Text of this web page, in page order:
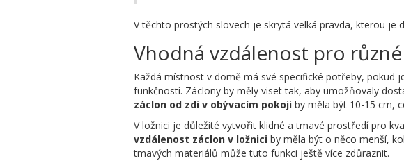
V těchto prostých slovech je skrytá velká pravda, kterou
Vhodná vzdálenost pro
Každá místnost v domě má své specifické potřeby, pokud
funkčnosti. Záclony by měly viset tak, aby umožňovaly
záclon od zdi v obývacím pokoji by měla být 10-15 cm,
V ložnici je důležité vytvořit klidné a tmavé prostředí pro
vzdálenost záclon v ložnici by měla být o něco menší,
tmavých materiálů může tuto funkci ještě více zdůraznit.